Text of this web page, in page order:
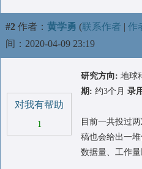
#2 作者： 黄学勇 (联系作者 | 作
间：2020-04-09 23:19
对我有帮助
1
研究方向: 地球
期: 约3个月 录
目前一共投过
稿也会给出一
数据量、工作量